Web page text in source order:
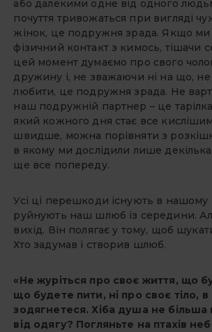
або далекими одне від одного
почуття тривожаться при вигляді
жінок, це подружня зрада. Якщо ми
фізичний контакт з кимось, тішачи
цей момент думаємо про свого
дружину і, не зважаючи ні на що, не
любити, це подружня зрада. Не
наш подружній партнер – це
який кожного дня стає все
швидше, можна порівняти з
в якому ми дослідили лише декілька
ще все попереду.
Усі ці перешкоди існують в нашому
руйнують наш шлюб із середини.
вихід. Він полягає у тому, щоб
Хто задумав і створив шлюб.
«Не журіться про своє життя, що
що будете пити, ні про своє тіло,
зодягнетеся. Хіба душа не більша
від одягу? Погляньте на птахів